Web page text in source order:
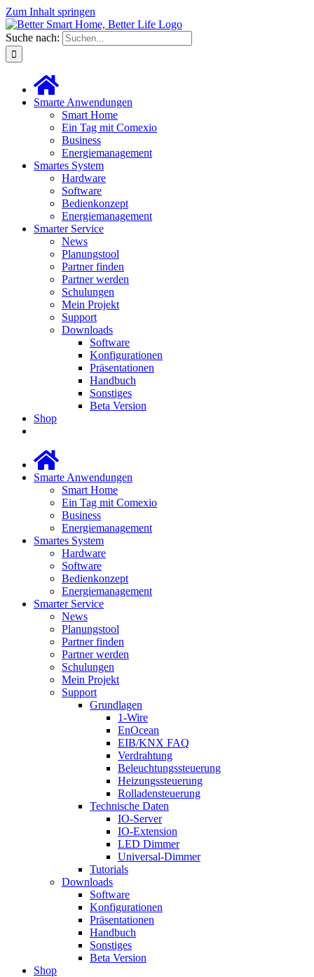
Zum Inhalt springen
Suche nach:
Smarte Anwendungen
Smart Home
Ein Tag mit Comexio
Business
Energiemanagement
Smartes System
Hardware
Software
Bedienkonzept
Energiemanagement
Smarter Service
News
Planungstool
Partner finden
Partner werden
Schulungen
Mein Projekt
Support
Downloads
Software
Konfigurationen
Präsentationen
Handbuch
Sonstiges
Beta Version
Shop
Smarte Anwendungen
Smart Home
Ein Tag mit Comexio
Business
Energiemanagement
Smartes System
Hardware
Software
Bedienkonzept
Energiemanagement
Smarter Service
News
Planungstool
Partner finden
Partner werden
Schulungen
Mein Projekt
Support
Grundlagen
1-Wire
EnOcean
EIB/KNX FAQ
Verdrahtung
Beleuchtungssteuerung
Heizungssteuerung
Rolladensteuerung
Technische Daten
IO-Server
IO-Extension
LED Dimmer
Universal-Dimmer
Tutorials
Downloads
Software
Konfigurationen
Präsentationen
Handbuch
Sonstiges
Beta Version
Shop